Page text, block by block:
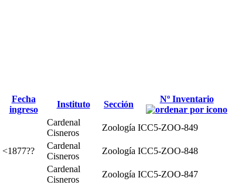
Fecha
ingreso
Instituto Sección
Nº Inventario
Cardenal
Cisneros
Zoología ICC5-ZOO-849
<1877??
Cardenal
Cisneros
Zoología ICC5-ZOO-848
Cardenal
Cisneros
Zoología ICC5-ZOO-847